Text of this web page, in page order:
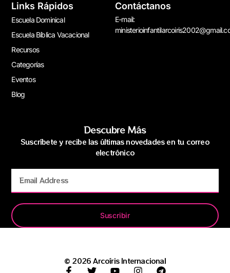
Links Rápidos
Escuela Dominical
Escuela Bíblica Vacacional
Recursos
Categorías
Eventos
Blog
Contáctanos
E-mail:
Descubre Más
Suscríbete y recibe las últimas novedades en tu correo
electrónico
Suscribir
© 2026 Arcoíris Internacional